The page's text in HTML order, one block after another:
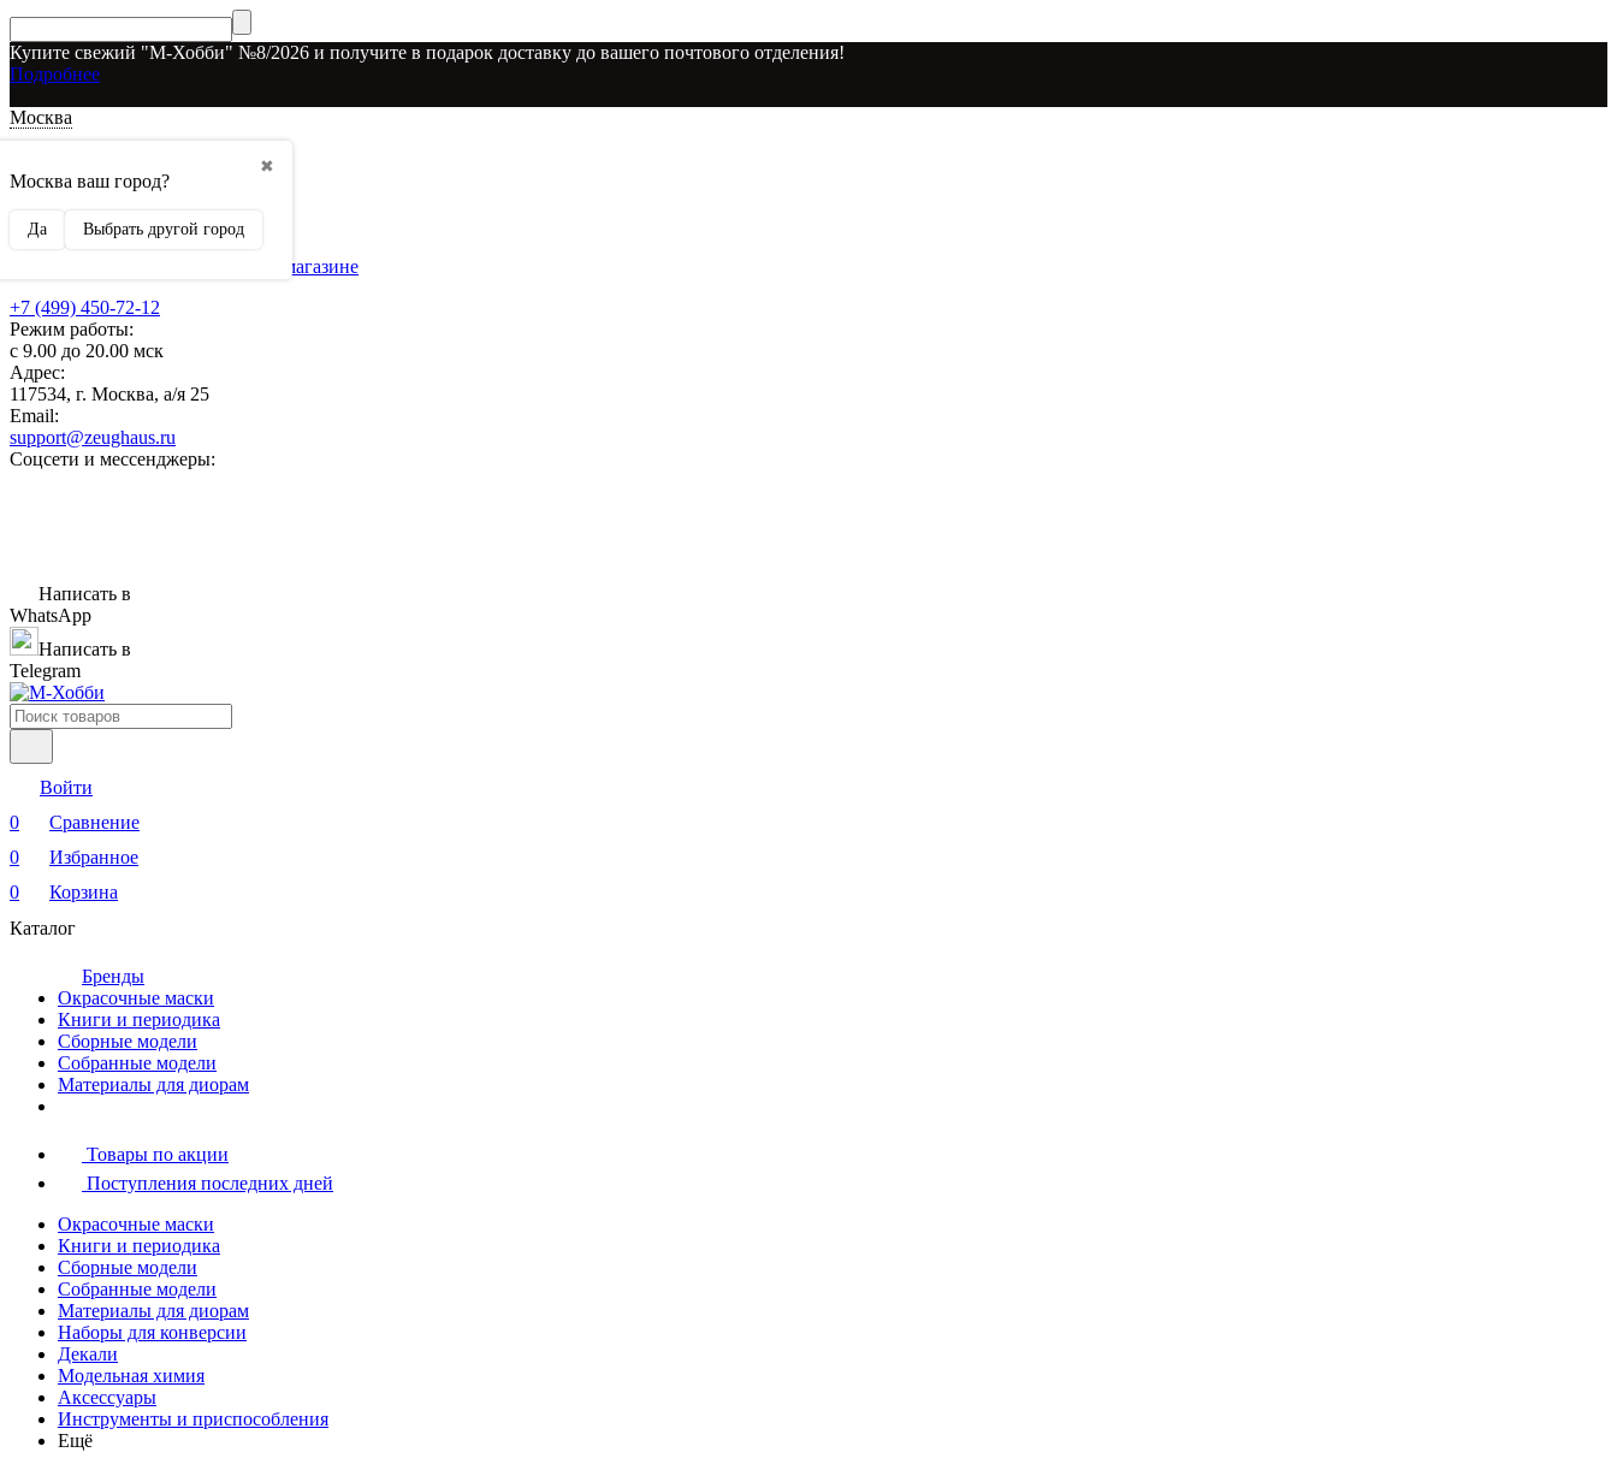
Купите свежий "М-Хобби" №8/2026 и получите в подарок доставку до вашего почтового отделения!
Подробнее
Москва
✖
Москва ваш город?
Да Выбрать другой город
О наших скидках
Рекламодателям
Бренды, представленные в магазине
+7 (499) 450-72-12
Режим работы:
с 9.00 до 20.00 мск
Адрес:
117534, г. Москва, а/я 25
Email:
support@zeughaus.ru
Соцсети и мессенджеры:
Написать в
WhatsApp
Написать в
Telegram
Войти
0
Сравнение
0
Избранное
0
Корзина
Каталог
Бренды
Окрасочные маски
Книги и периодика
Сборные модели
Собранные модели
Материалы для диорам
Товары по акции
Поступления последних дней
Окрасочные маски
Книги и периодика
Сборные модели
Собранные модели
Материалы для диорам
Наборы для конверсии
Декали
Модельная химия
Аксессуары
Инструменты и приспособления
Ещё